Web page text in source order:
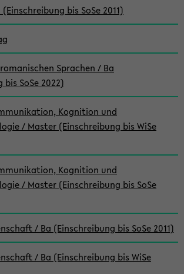
bis SoSe 2011)
Sprachen / Ba
SoSe 2022)
Kognition und
/ Master (Einschreibung bis WiSe
Kognition und
/ Master (Einschreibung bis SoSe
/ Ba (Einschreibung bis SoSe 2011)
/ Ba (Einschreibung bis WiSe